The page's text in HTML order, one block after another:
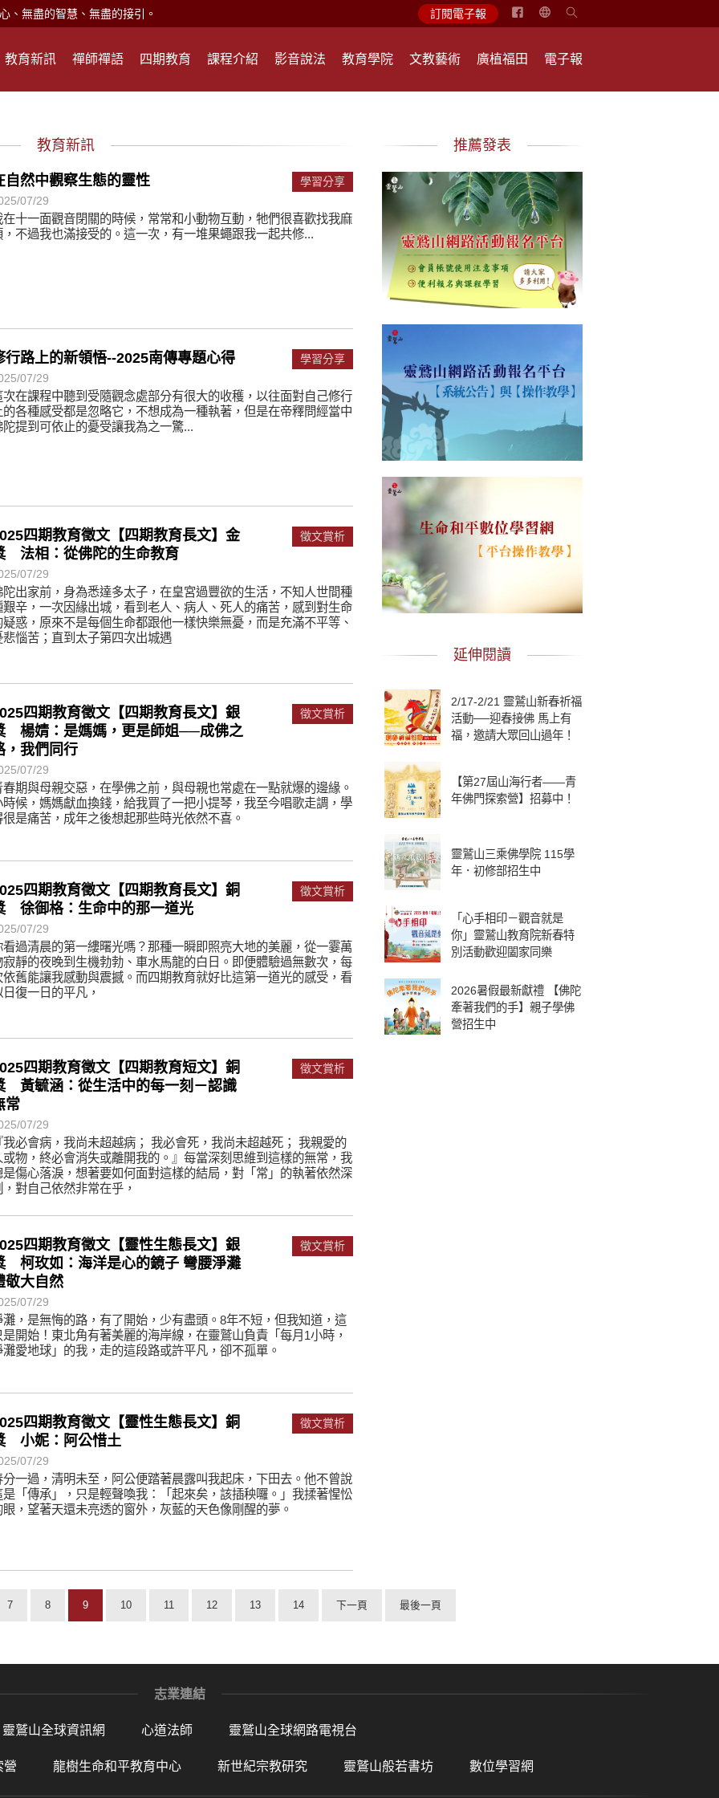
。
頭就開。
業；正面積極樂觀，就是生活禪。
。
頭就開。
在？
，讓生命更寬廣。
業；正面積極樂觀，就是生活禪。
沉澱，才能傾聽。
訂閱電子報
简
中
教育新訊 禪師禪語 四期教育 課程介紹 影音說法 教育學院 文教藝術 廣植福田 電子報
教育新訊
自然中觀察生態的靈性
07/29
在十一面觀音閉關的時候，常常和小動物互動，牠們很喜歡找我麻
，不過我也滿接受的。這一次，有一堆果蠅跟我一起共修...
學習分享
行路上的新領悟--2025南傳專題心得
07/29
次在課程中聽到受隨觀念處部分有很大的收穫，以往面對自己修行
的各種感受都是忽略它，不想成為一種執著，但是在帝釋問經當中
陀提到可依止的憂受讓我為之一驚...
學習分享
四期教育徵文【四期教育長文】金
法相：從佛陀的生命教育
07/29
陀出家前，身為悉達多太子，在皇宮過豐欲的生活，不知人世間種
艱辛，一次因緣出城，看到老人、病人、死人的痛苦，感到對生命
疑惑，原來不是每個生命都跟他一樣快樂無憂，而是充滿不平等、
悲惱苦；直到太子第四次出城遇
徵文賞析
四期教育徵文【四期教育長文】銀
楊婧：是媽媽，更是師姐──成佛之
，我們同行
07/29
春期與母親交惡，在學佛之前，與母親也常處在一點就爆的邊緣。
時候，媽媽獻血換錢，給我買了一把小提琴，我至今唱歌走調，學
很是痛苦，成年之後想起那些時光依然不喜。
徵文賞析
四期教育徵文【四期教育長文】銅
徐御格：生命中的那一道光
07/29
看過清晨的第一縷曙光嗎？那種一瞬即照亮大地的美麗，從一霎萬
寂靜的夜晚到生機勃勃、車水馬龍的白日。即便體驗過無數次，每
依舊能讓我感動與震撼。而四期教育就好比這第一道光的感受，看
日復一日的平凡，
徵文賞析
四期教育徵文【四期教育短文】銅
黃毓涵：從生活中的每一刻－認識
常
07/29
我必會病，我尚未超越病； 我必會死，我尚未超越死； 我親愛的
或物，終必會消失或離開我的。』每當深刻思維到這樣的無常，我
是傷心落淚，想著要如何面對這樣的結局，對「常」的執著依然深
，對自己依然非常在乎，
徵文賞析
四期教育徵文【靈性生態長文】銀
柯玫如：海洋是心的鏡子 彎腰淨灘
敬大自然
07/29
灘，是無悔的路，有了開始，少有盡頭。8年不短，但我知道，這
是開始！東北角有著美麗的海岸線，在靈鷲山負責「每月1小時，
灘愛地球」的我，走的這段路或許平凡，卻不孤單。
徵文賞析
四期教育徵文【靈性生態長文】銅
小妮：阿公惜土
07/29
分一過，清明未至，阿公便踏著晨露叫我起床，下田去。他不曾說
是「傳承」，只是輕聲喚我：「起來矣，該插秧囉。」我揉著惺忪
眼，望著天還未亮透的窗外，灰藍的天色像剛醒的夢。
徵文賞析
推薦發表
延伸閱讀
2/17-2/21 靈鷲山新春祈福
活動──迎春接佛 馬上有
福，邀請大眾回山過年！
【第27屆山海行者——青
年佛門探索營】招募中！
靈鷲山三乘佛學院 115學
年．初修部招生中
「心手相印－觀音就是
你」靈鷲山教育院新春特
別活動歡迎闔家同樂
2026暑假最新獻禮 【佛陀
牽著我們的手】親子學佛
營招生中
7 8 9 10 11 12 13 14 下一頁 最後一頁
志業連結
靈鷲山全球資訊網 心道法師 靈鷲山全球網路電視台
營 龍樹生命和平教育中心 新世紀宗教研究 靈鷲山般若書坊 數位學習網